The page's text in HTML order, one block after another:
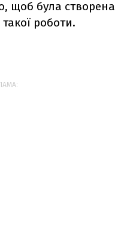
щоб була створена
роботи.